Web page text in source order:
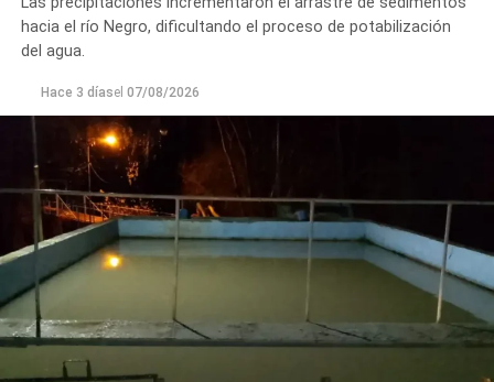
seguro para los productores del Alto Valle.
hacia el río Negro, dificultando el proceso de potabilización
del agua.
Hace 3 díasel 07/08/2026